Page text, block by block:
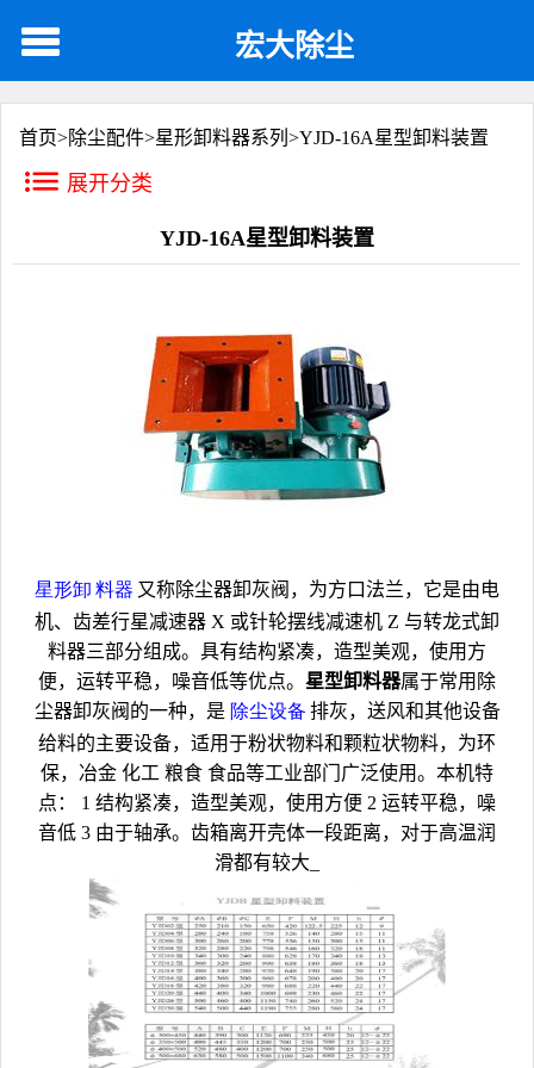
宏大除尘
首页>除尘配件>星形卸料器系列 >YJD-16A星型卸料装置
展开分类
YJD-16A星型卸料装置
星形卸 料器 又称除尘器卸灰阀，为方口法兰，它是由电
机、齿差行星减速器 X 或针轮摆线减速机 Z 与转龙式卸
料器三部分组成。具有结构紧凑，造型美观，使用方
便，运转平稳，噪音低等优点。 星型卸料器属于常用 除
尘器卸灰阀的一种，是 除尘设备 排灰，送风和其他设备
给料的主要设备，适用于粉状物料和颗粒状物料，为环
保，冶金 化工 粮食 食品等工业部门广泛使用。本机特
点：
1 结构紧凑，造型美观，使用方便 2 运转平稳，噪
音低 3 由于轴承。齿箱离开壳体一段距离，对于高温润
滑都有较大_